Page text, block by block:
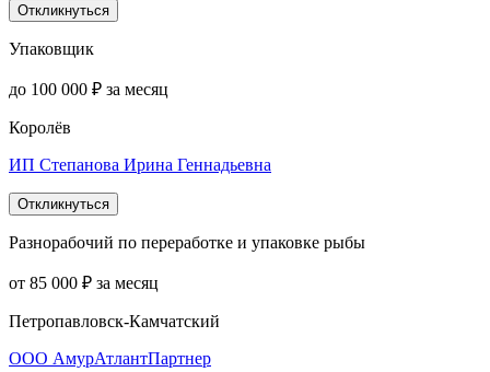
Откликнуться
Упаковщик
до 100 000 ₽ за месяц
Королёв
ИП Степанова Ирина Геннадьевна
Откликнуться
Разнорабочий по переработке и упаковке рыбы
от 85 000 ₽ за месяц
Петропавловск-Камчатский
ООО АмурАтлантПартнер